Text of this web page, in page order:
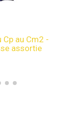
au Cm2 -
assortie